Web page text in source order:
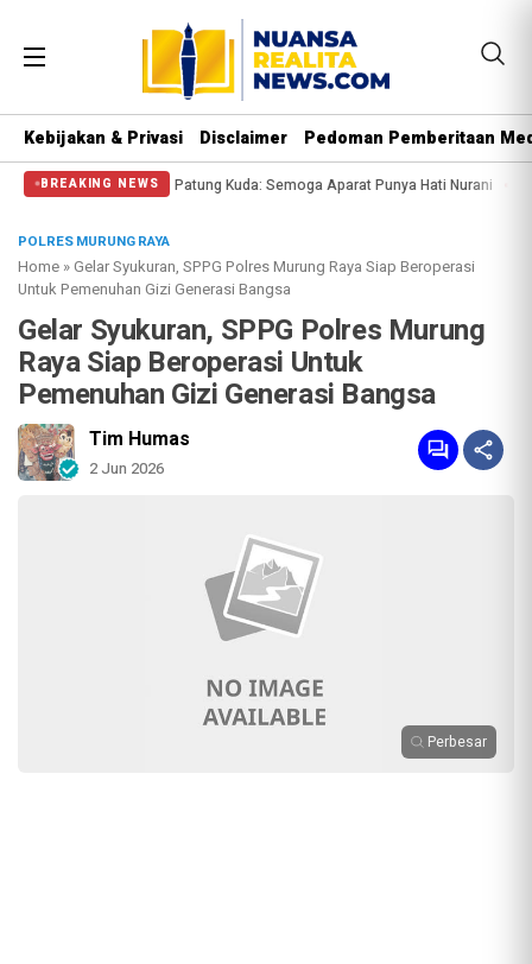
Kebijakan & Privasi Disclaimer Pedoman Pemberitaan
BREAKING NEWS
Kuda: Semoga Aparat Punya Hati Nurani Massa Reuni 212 Hanya
POLRES MURUNG RAYA
Home »Gelar Syukuran, SPPG Polres Murung Raya Siap Beroperasi
Untuk Pemenuhan Gizi Generasi Bangsa
Gelar Syukuran, SPPG Polres Murung
Raya Siap Beroperasi Untuk
Pemenuhan Gizi Generasi Bangsa
Tim Humas
2 Jun 2026
Perbesar